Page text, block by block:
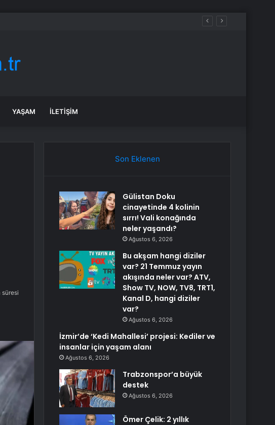
ATV, Show TV, NOW, TV8, TRT1, Kanal D, hangi diziler var?
YAŞAM İLETIŞIM
süresi
Son Eklenen
Gülistan Doku
cinayetinde 4 kolinin
sırrı! Vali konağında
neler yaşandı?
Ağustos 6, 2026
Bu akşam hangi diziler
var? 21 Temmuz yayın
akışında neler var? ATV,
Show TV, NOW, TV8, TRT1,
Kanal D, hangi diziler
var?
Ağustos 6, 2026
İzmir’de ‘Kedi Mahallesi’ projesi: Kediler ve
insanlar için yaşam alanı
Ağustos 6, 2026
Trabzonspor’a büyük
destek
Ağustos 6, 2026
Ömer Çelik: 2 yıllık